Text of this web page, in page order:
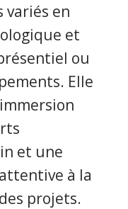
variés en
et
ou
Elle
et une
à la
projets.